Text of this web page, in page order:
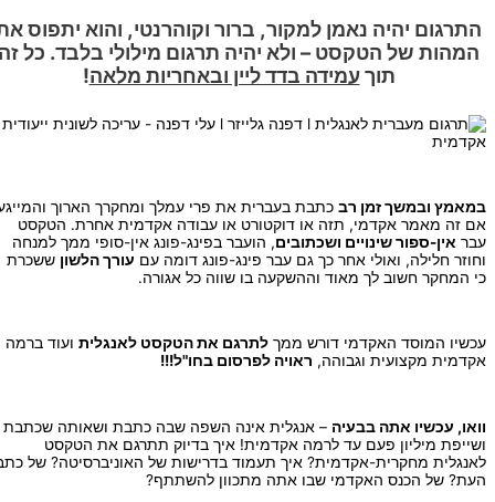
התרגום יהיה נאמן למקור, ברור וקוהרנטי, והוא יתפוס את
המהות של הטקסט – ולא יהיה תרגום מילולי בלבד. כל זה
תוךעמידה בדד ליין ובאחריות מלאה!
במאמץ ובמשך זמן רבכתבת בעברית את פרי עמלך ומחקרך הארוך והמייגע:
אם זה מאמר אקדמי, תזה או דוקטורט או עבודה אקדמית אחרת. הטקסט
עבראין-ספור שינויים ושכתובים, הועבר בפינג-פונג אין-סופי ממך למנחה
וחוזר חלילה, ואולי אחר כך גם עבר פינג-פונג דומה עםעורך הלשוןששכרת
כי המחקר חשוב לך מאוד וההשקעה בו שווה כל אגורה.
עכשיו המוסד האקדמי דורש ממךלתרגם את הטקסט לאנגליתועוד ברמה
אקדמית מקצועית וגבוהה,ראויה לפרסום בחו"ל!!!
וואו, עכשיו אתה בבעיה– אנגלית אינה השפה שבה כתבת ושאותה שכתבת
ושייפת מיליון פעם עד לרמה אקדמית! איך בדיוק תתרגם את הטקסט
לאנגלית מחקרית-אקדמית? איך תעמוד בדרישות של האוניברסיטה? של כתב
העת? של הכנס האקדמי שבו אתה מתכוון להשתתף?